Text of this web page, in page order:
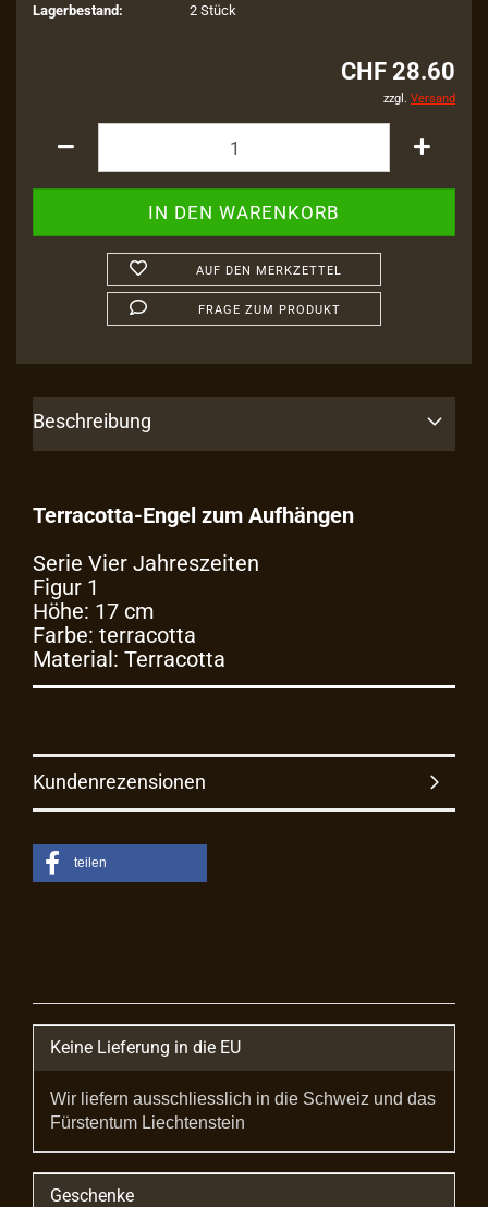
Lagerbestand:
2Stück
CHF 28.60
zzgl. Versand
AUF DEN MERKZETTEL
FRAGE ZUM PRODUKT
Beschreibung
Terracotta-Engel zum Aufhängen
Serie Vier Jahreszeiten
Figur 1
Höhe: 17 cm
Farbe: terracotta
Material: Terracotta
Kundenrezensionen
teilen
Keine Lieferung in die EU
Wir liefern ausschliesslich in die Schweiz und das
Fürstentum Liechtenstein
Geschenke